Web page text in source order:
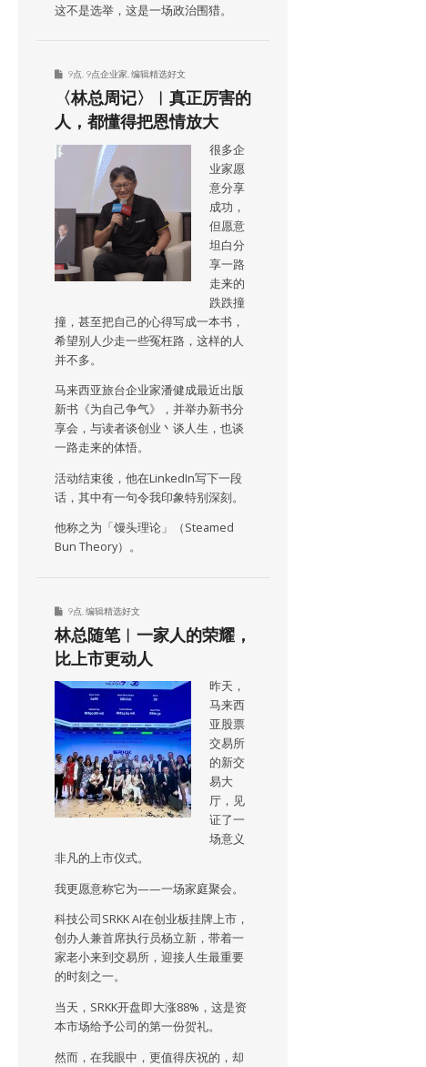
这不是选举，这是一场政治围猎。
9点 9点企业家 编辑精选好文
〈林总周记〉︱真正厉害的
人，都懂得把恩情放大
很多企
业家愿
意分享
成功，
但愿意
坦白分
享一路
走来的
跌跌撞
撞，甚至把自己的心得写成一本书，
希望别人少走一些冤枉路，这样的人
并不多。
马来西亚旅台企业家潘健成最近出版
新书《为自己争气》，并举办新书分
享会，与读者谈创业丶谈人生，也谈
一路走来的体悟。
活动结束後，他在LinkedIn写下一段
话，其中有一句令我印象特别深刻。
他称之为「馒头理论」（Steamed
Bun Theory）。
9点 编辑精选好文
林总随笔︱一家人的荣耀，
比上市更动人
昨天，
马来西
亚股票
交易所
的新交
易大
厅，见
证了一
场意义
非凡的上市仪式。
我更愿意称它为——一场家庭聚会。
科技公司SRKK AI在创业板挂牌上市，
创办人兼首席执行员杨立新，带着一
家老小来到交易所，迎接人生最重要
的时刻之一。
当天，SRKK开盘即大涨88%，这是资
本市场给予公司的第一份贺礼。
然而，在我眼中，更值得庆祝的，却